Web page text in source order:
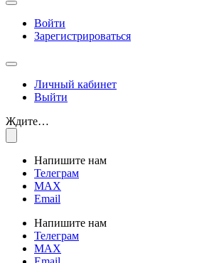
Войти
Зарегистрироваться
Личный кабинет
Выйти
Ждите…
Напишите нам
Телеграм
MAX
Email
Напишите нам
Телеграм
MAX